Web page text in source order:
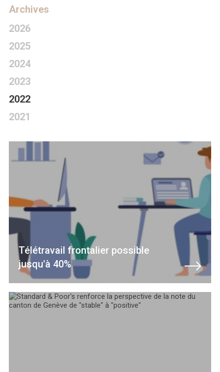
Archives
2026
2025
2024
2023
2022
2021
Télétravail frontalier possible
jusqu'à 40%